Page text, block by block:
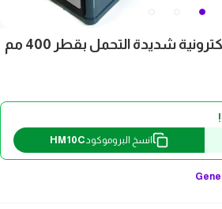
شديدة التحمل بقطر 400 مم
انسخ البروموكود HM10C